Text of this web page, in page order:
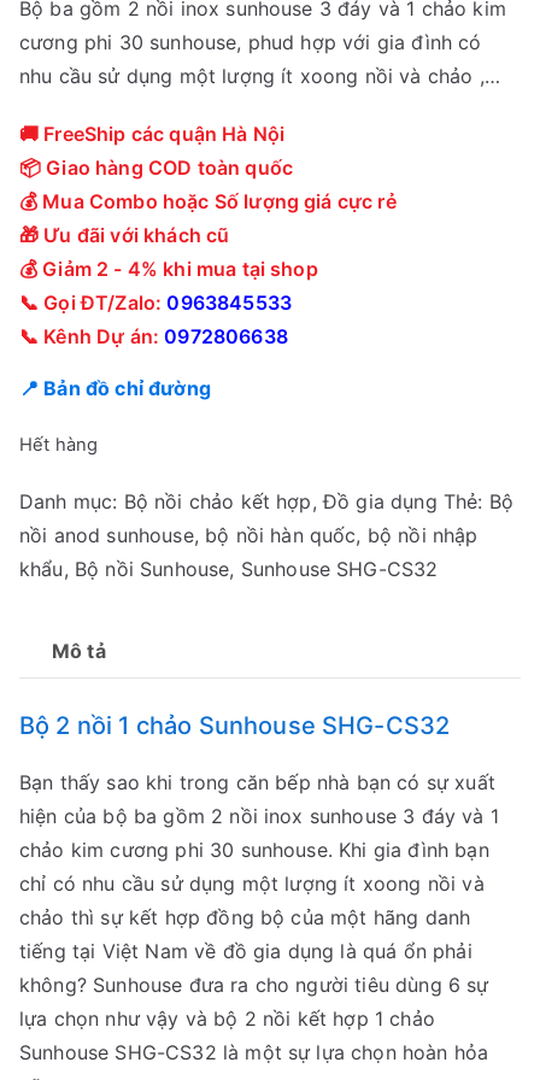
Bộ ba gồm 2 nồi inox sunhouse 3 đáy và 1 chảo kim
cương phi 30 sunhouse, phud hợp với gia đình có
nhu cầu sử dụng một lượng ít xoong nồi và chảo ,…
🚚 FreeShip các quận Hà Nội
📦 Giao hàng COD toàn quốc
💰 Mua Combo hoặc Số lượng giá cực rẻ
🎁 Ưu đãi với khách cũ
💰 Giảm 2 - 4% khi mua tại shop
📞 Gọi ĐT/Zalo:0963845533
📞 Kênh Dự án:0972806638
📍 Bản đồ chỉ đường
Hết hàng
Danh mục: Bộ nồi chảo kết hợp,Đồ gia dụng Thẻ: Bộ
nồi anod sunhouse, bộ nồi hàn quốc, bộ nồi nhập
khẩu, Bộ nồi Sunhouse, Sunhouse SHG-CS32
Mô tả
Bộ 2 nồi 1 chảo Sunhouse SHG-CS32
Bạn thấy sao khi trong căn bếp nhà bạn có sự xuất
hiện của bộ ba gồm 2 nồi inox sunhouse 3 đáy và 1
chảo kim cương phi 30 sunhouse. Khi gia đình bạn
chỉ có nhu cầu sử dụng một lượng ít xoong nồi và
chảo thì sự kết hợp đồng bộ của một hãng danh
tiếng tại Việt Nam về đồ gia dụng là quá ổn phải
không? Sunhouse đưa ra cho người tiêu dùng 6 sự
lựa chọn như vậy và bộ 2 nồi kết hợp 1 chảo
Sunhouse SHG-CS32 là một sự lựa chọn hoàn hỏa